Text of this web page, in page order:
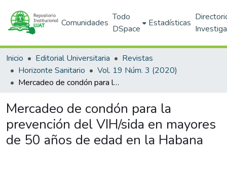
Comunidades
Todo
DSpace
Estadísticas
Inicio Editorial Universitaria
Revistas
Horizonte Sanitario
Vol. 19 Núm. 3 (2020)
Mercadeo de condón para la prevención del VIH/sida en mayores de 50 años de edad en la Habana
Mercadeo de condón para la
prevención del VIH/sida en mayores
de 50 años de edad en la Habana